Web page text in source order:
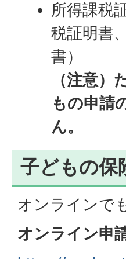
所得課税
税証明書
書）
（注意
もの申請
ん。
子どもの保
オンラインで
オンライン申